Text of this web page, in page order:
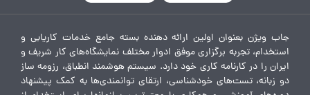
جاب ویژن بعنوان اولین ارائه دهنده بسته جامع خدمات کاریابی و
استخدام، تجربه برگزاری موفق ادوار مختلف نمایشگاه‌های کار شریف و
ایران را در کارنامه کاری خود دارد. سیستم هوشمند انطباق، رزومه ساز
دو زبانه، تست‌های خودشناسی، ارتقای توانمندی‌ها به کمک پیشنهاد